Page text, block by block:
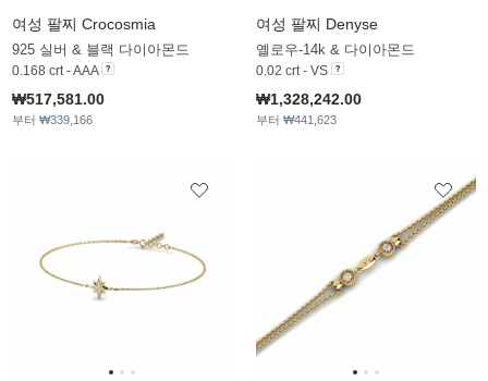
여성 팔찌 Crocosmia
925 실버 & 블랙 다이아몬드
0.168 crt - AAA
₩517,581.00
부터 ₩339,166
여성 팔찌 Denyse
옐로우-14k & 다이아몬드
0.02 crt - VS
₩1,328,242.00
부터 ₩441,623